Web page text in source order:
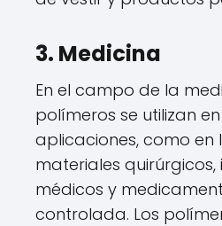
3. Medicina
En el campo de la
polímeros se utilizan
aplicaciones, como
materiales
médicos y
controlada. Los